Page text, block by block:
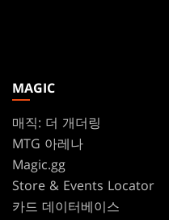
MAGIC
매직: 더 개더링
MTG 아레나
Magic.gg
Store & Events Locator
카드 데이터베이스